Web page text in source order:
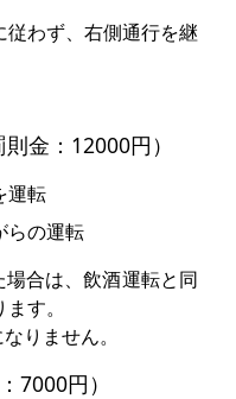
わず、右側通行を継
金：12000円）
運転
らの運転
合は、飲酒運転と同
す。
りません。
7000円）